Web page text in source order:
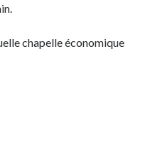
chapelle économique